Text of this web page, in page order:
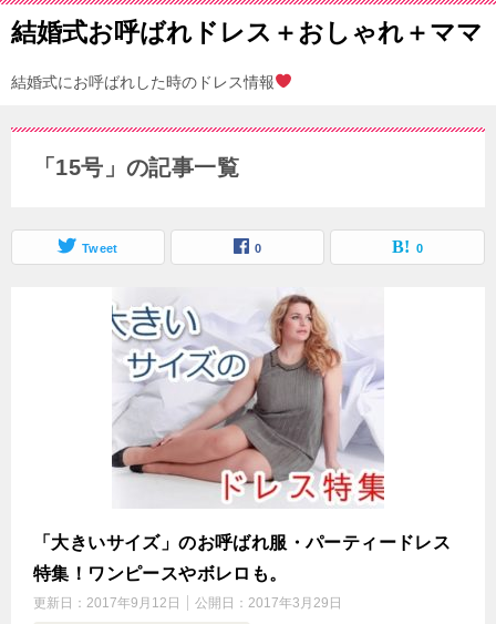
結婚式お呼ばれドレス＋おしゃれ＋ママ
結婚式にお呼ばれした時のドレス情報
「15号」の記事一覧
Tweet 0 0
「大きいサイズ」のお呼ばれ服・パーティードレス
特集！ワンピースやボレロも。
更新日： 2017年9月12日 公開日： 2017年3月29日